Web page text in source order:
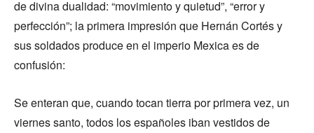
de divina dualidad: “movimiento y quietud”, “error y
perfección”; la primera impresión que Hernán Cortés y
sus soldados produce en el imperio Mexica es de
confusión:
Se enteran que, cuando tocan tierra por primera vez, un
viernes santo, todos los españoles iban vestidos de